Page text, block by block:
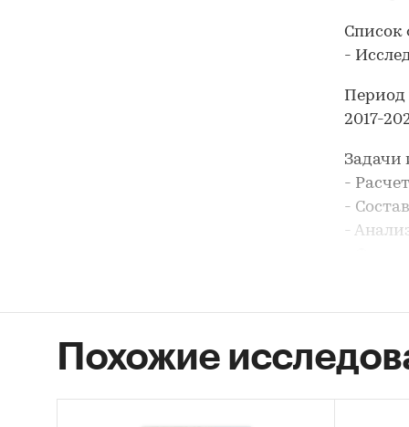
Список
-
Период
2017-
Задачи
-
-
-
-
ЗАО
Похожие